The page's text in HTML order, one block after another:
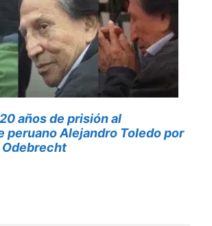
años de prisión al
peruano Alejandro Toledo por